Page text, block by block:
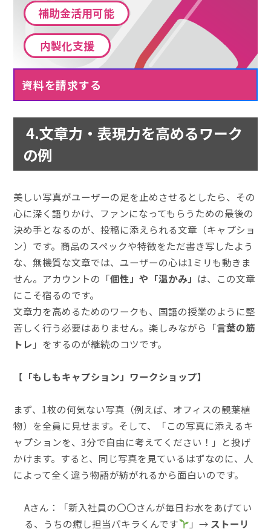
補助金活用可能
内製化支援
資料を請求する
4.文章力・表現力を高めるワーク
の例
美しい写真がユーザーの足を止めさせるとしたら、その
心に深く語りかけ、ファンになってもらうための最後の
決め手となるのが、投稿に添えられる文章（キャプショ
ン）です。商品のスペックや特徴をただ書き写したよう
な、無機質な文章では、ユーザーの心は1ミリも動きま
せん。アカウントの「個性」や「温かみ」 は、この文章
にこそ宿るのです。
文章力を高めるためのワークも、国語の授業のように堅
苦しく行う必要はありません。楽しみながら「言葉の筋
トレ 」をするのが継続のコツです。
【 「もしもキャプション」ワークショップ】
まず、1枚の何気ない写真（例えば、オフィスの観葉植
物）を全員に見せます。そして、「この写真に添えるキ
ャプションを、3分で自由に考えてください！」と投げ
かけます。すると、同じ写真を見ているはずなのに、人
によって全く違う物語が紡がれるから面白いのです。
Aさん：「新入社員の〇〇さんが毎日お水をあげてい
る、うちの癒し担当パキラくんです
」→ ストーリ